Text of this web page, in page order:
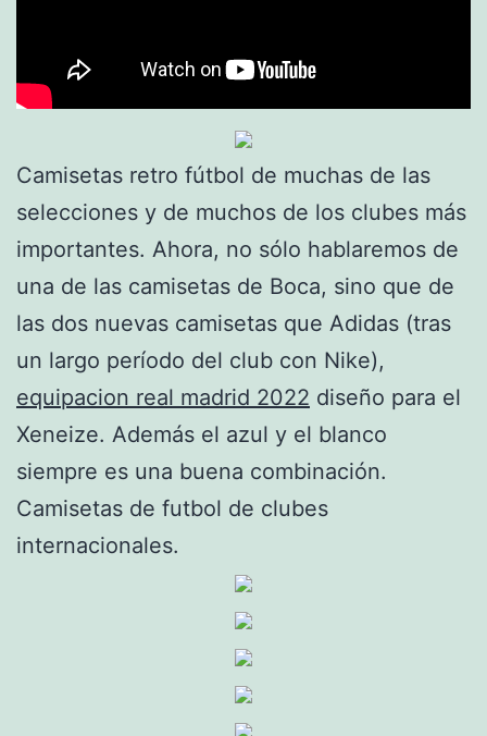
Camisetas retro fútbol de muchas de las
selecciones y de muchos de los clubes más
importantes. Ahora, no sólo hablaremos de
una de las camisetas de Boca, sino que de
las dos nuevas camisetas que Adidas (tras
un largo período del club con Nike),
equipacion real madrid 2022 diseño para el
Xeneize. Además el azul y el blanco
siempre es una buena combinación.
Camisetas de futbol de clubes
internacionales.